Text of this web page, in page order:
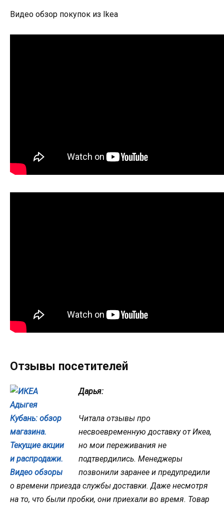
Видео обзор покупок из Ikea
Отзывы посетителей
Дарья:
Читала отзывы про
несвоевременную доставку от Икеа,
но мои переживания не
подтвердились. Менеджеры
позвонили заранее и предупредили
о времени приезда службы доставки. Даже несмотря
на то, что были пробки, они приехали во время. Товар